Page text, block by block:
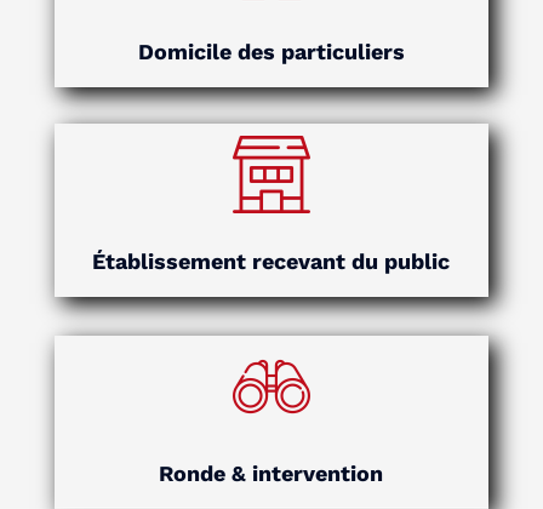
Domicile des particuliers
Établissement recevant du public
Ronde & intervention